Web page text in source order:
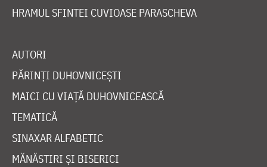
HRAMUL SFINTEI CUVIOASE PARASCHEVA
AUTORI
PĂRINȚI DUHOVNICEȘTI
MAICI CU VIAȚĂ DUHOVNICEASCĂ
TEMATICĂ
SINAXAR ALFABETIC
MĂNĂSTIRI ȘI BISERICI